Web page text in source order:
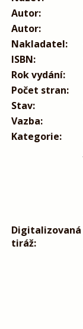
Autor:
Autor:
Nakladatel:
ISBN:
Rok vydání:
Počet stran:
Stav:
Vazba:
Kategorie:
Digitalizovaná
tiráž: